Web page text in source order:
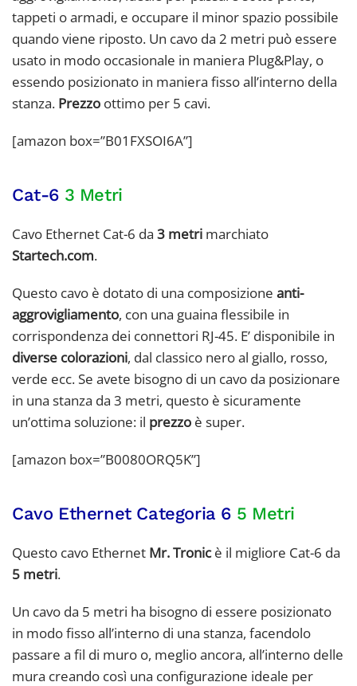
tappeti o armadi, e occupare il minor spazio possibile
quando viene riposto. Un cavo da 2 metri può essere
usato in modo occasionale in maniera Plug&Play, o
essendo posizionato in maniera fisso all’interno della
stanza. Prezzo ottimo per 5 cavi.
[amazon box=”B01FXSOI6A”]
Cat-6 3 Metri
Cavo Ethernet Cat-6 da 3 metri marchiato
Startech.com.
Questo cavo è dotato di una composizione anti-
aggrovigliamento, con una guaina flessibile in
corrispondenza dei connettori RJ-45. E’ disponibile in
diverse colorazioni, dal classico nero al giallo, rosso,
verde ecc. Se avete bisogno di un cavo da posizionare
in una stanza da 3 metri, questo è sicuramente
un’ottima soluzione: il prezzo è super.
[amazon box=”B0080ORQ5K”]
Cavo Ethernet Categoria 6 5 Metri
Questo cavo Ethernet Mr. Tronicè il migliore Cat-6 da
5 metri.
Un cavo da 5 metri ha bisogno di essere posizionato
in modo fisso all’interno di una stanza, facendolo
passare a fil di muro o, meglio ancora, all’interno delle
mura creando così una configurazione ideale per